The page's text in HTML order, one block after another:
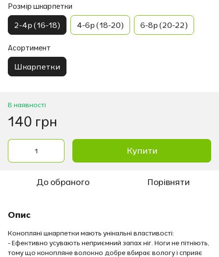
Розмір шкарпетки
2-4р (16-18) 4-6р (18-20) 6-8р (20-22)
Асортимент
Шкарпетки
В наявності
140 грн
Купити
До обраного Порівняти
Опис
Конопляні шкарпетки мають унікальні властивості:
- Ефективно усувають неприємний запах ніг. Ноги не пітніють,
тому що конопляне волокно добре вбирає вологу і сприяє